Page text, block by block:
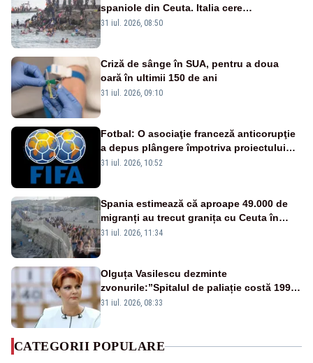
spaniole din Ceuta. Italia cere
suspendarea Spaniei din Schengen
31 iul. 2026, 08:50
Criză de sânge în SUA, pentru a doua
oară în ultimii 150 de ani
31 iul. 2026, 09:10
Fotbal: O asociaţie franceză anticorupţie
a depus plângere împotriva proiectului
FIFA
31 iul. 2026, 10:52
Spania estimează că aproape 49.000 de
migranți au trecut granița cu Ceuta în
ultimele 24 de ore. Bilanțul morților a
31 iul. 2026, 11:34
Olguța Vasilescu dezminte
zvonurile:”Spitalul de paliație costă 199
de milioane de euro, nu 500 de milioane”
31 iul. 2026, 08:33
CATEGORII POPULARE